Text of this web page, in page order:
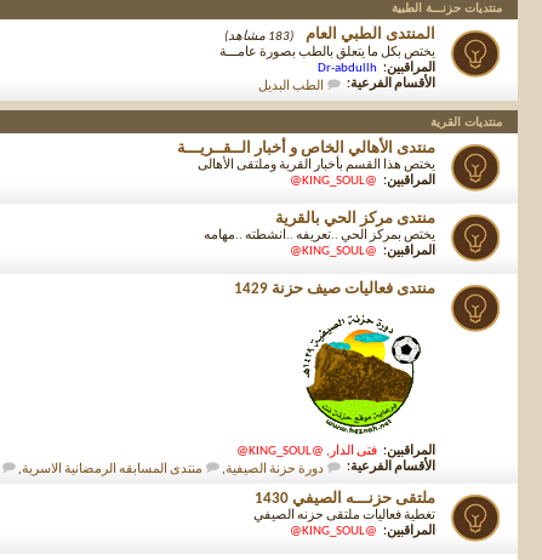
منتديات حزنـــة الطبية
المنتدى الطبي العام
(183 مشاهد)
يختص بكل ما يتعلق بالطب بصورة عامـــة
المراقبين: Dr-abdullh
الأقسام الفرعية:
الطب البديل
منتديات القرية
منتدى الأهالي الخاص و أخبار الــقــريـــة
يختص هذا القسم بأخبار القرية وملتقى الأهالى
المراقبين: @KING_SOUL@
منتدى مركز الحي بالقرية
يختص بمركز الحي ..تعريفه ..انشطته ..مهامه
المراقبين: @KING_SOUL@
منتدى فعاليات صيف حزنة 1429
المراقبين: فتى الدار ,
@KING_SOUL@
الأقسام الفرعية:
دورة حزنة الصيفية, منتدى المسابقه الرمضانية الاسرية,
ملتقى حزنـــه الصيفي 1430
تغطية فعاليات ملتقى حزنه الصيفي
المراقبين: @KING_SOUL@